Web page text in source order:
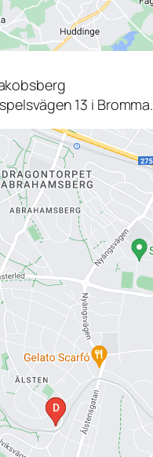
13 i Bromma.